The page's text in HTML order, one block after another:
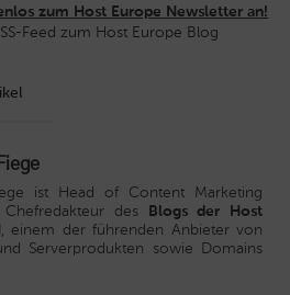
zum Host Europe Newsletter an!
Feed zum Host Europe Blog
ist Head of Content Marketing
des Blogs der Host
, einem der führenden Anbieter von
Serverprodukten sowie Domains